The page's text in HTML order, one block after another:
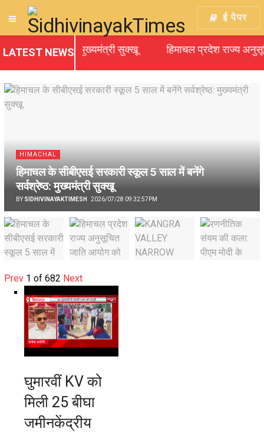
ई पेपर
LATEST NEWS
सर्वश्रेष्ठ: मुख्यमंत्री सुक्खू हिमाचल प्रदेश राज्य अनुसूचित
HIMACHAL
हिमाचल के सीबीएसई सरकारी स्कूल 5 साल में बनेंगे
सर्वश्रेष्ठ: मुख्यमंत्री सुक्खू
BYSIDHIVINAYAKTIMESH 2026/07/28 09:32:57PM
Prev 1 of 682 Next
घुमारवीं KV को
मिली 25 बीघा
जमीनकेंद्रीय